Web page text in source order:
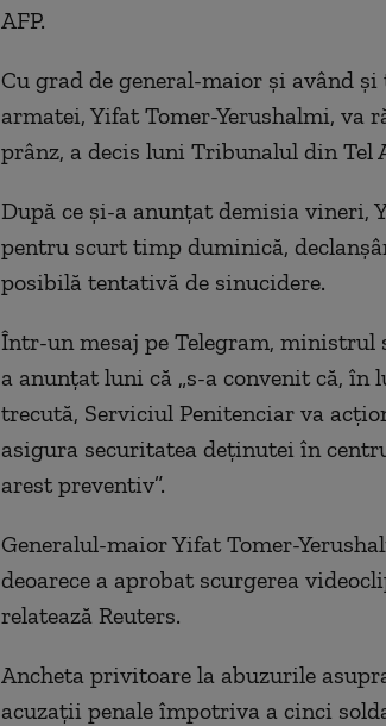
AFP.
Cu grad de general-maior şi având
armatei, Yifat Tomer-Yerushalmi, va
prânz, a decis luni Tribunalul din Tel
După ce şi-a anunţat demisia vineri,
pentru scurt timp duminică,
posibilă tentativă de sinucidere.
Într-un mesaj pe Telegram,
a anunţat luni că „s-a convenit că,
trecută, Serviciul Penitenciar va
asigura securitatea deţinutei în
arest preventiv”.
Generalul-maior Yifat Tomer-
deoarece a aprobat scurgerea
relatează Reuters.
Ancheta privitoare la abuzurile
acuzaţii penale împotriva a cinci